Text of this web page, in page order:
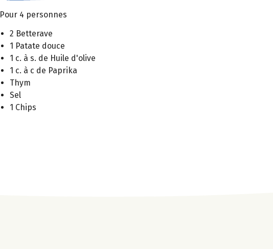
Pour 4 personnes
2 Betterave
1 Patate douce
1 c. à s. de Huile d'olive
1 c. à c de Paprika
Thym
Sel
1 Chips